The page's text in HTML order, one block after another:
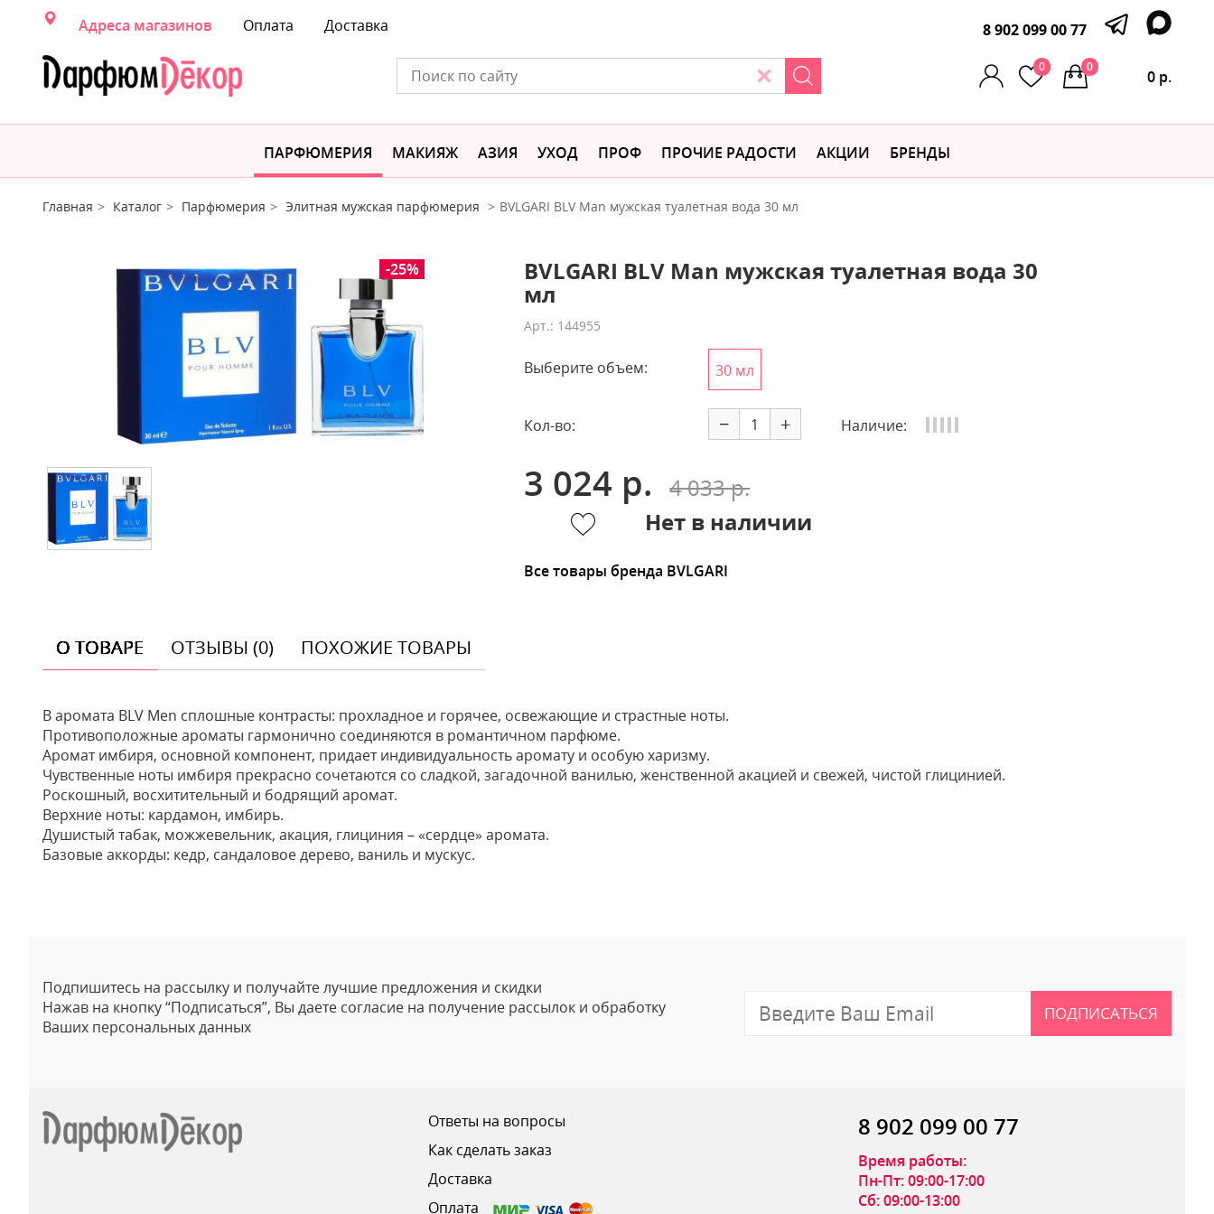
Адреса магазинов Оплата Доставка 8 902 099 00 77
0
0 р.
0
ПАРФЮМЕРИЯ МАКИЯЖ АЗИЯ УХОД ПРОФ ПРОЧИЕ РАДОСТИ АКЦИИ БРЕНДЫ
Главная Каталог Парфюмерия Элитная мужская парфюмерия BVLGARI BLV Man мужская туалетная вода 30 мл
-25% BVLGARI BLV Man мужская туалетная вода 30
мл
Арт.: 144955
Выберите объем: 30 мл
Кол-во: − + Наличие:
3 024 р.
4 033 р.
Нет в наличии
Все товары бренда BVLGARI
О ТОВАРЕ ОТЗЫВЫ (0) ПОХОЖИЕ ТОВАРЫ
В аромата BLV Men сплошные контрасты: прохладное и горячее, освежающие и страстные ноты.
Противоположные ароматы гармонично соединяются в романтичном парфюме.
Аромат имбиря, основной компонент, придает индивидуальность аромату и особую харизму.
Чувственные ноты имбиря прекрасно сочетаются со сладкой, загадочной ванилью, женственной акацией и свежей, чистой глицинией.
Роскошный, восхитительный и бодрящий аромат.
Верхние ноты: кардамон, имбирь.
Душистый табак, можжевельник, акация, глициния – «сердце» аромата.
Базовые аккорды: кедр, сандаловое дерево, ваниль и мускус.
Подпишитесь на рассылку и получайте лучшие предложения и скидки
Нажав на кнопку “Подписаться”, Вы даете согласие на получение рассылок и обработку
Ваших персональных данных
ПОДПИСАТЬСЯ
Ответы на вопросы
Как сделать заказ
Доставка
Оплата
8 902 099 00 77
Время работы:
Пн-Пт: 09:00-17:00
Сб: 09:00-13:00